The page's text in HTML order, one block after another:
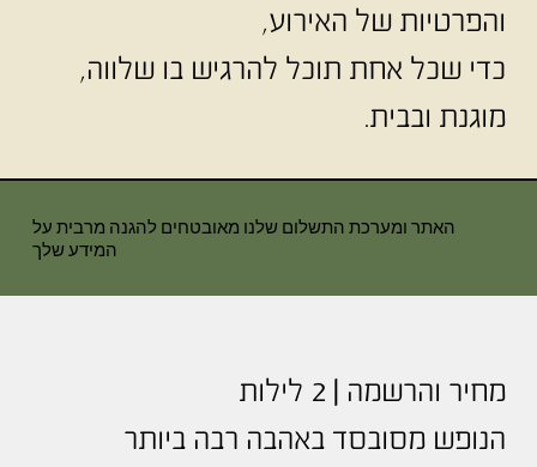
והפרטיות של האירוע,
כדי שכל אחת תוכל להרגיש בו שלווה,
מוגנת ובבית.
האתר ומערכת התשלום שלנו מאובטחים להגנה מרבית על
המידע שלך
מחיר והרשמה | 2 לילות
הנופש מסובסד באהבה רבה ביותר